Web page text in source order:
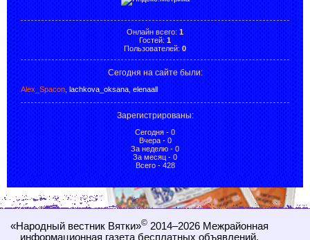
Онлайн всего: 1
Гостей: 1
Пользователей: 0
Сегодня на сайте были:
Alex_Spacon lachkova_oksana elenaall
Зарегистрированы:
Сегодня - 0
Вчера - 0
За неделю - 0
За месяц - 0
Всего - 428
«Народный вестник Вятки»©2014–2026 Межрайонная
информационная газета бесплатных объявлений,